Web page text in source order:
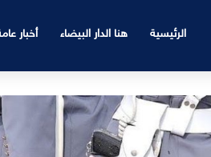
الرئيسية هنا الدار البيضاء أخبار